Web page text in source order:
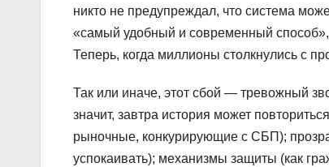
никто не предупреждал, что система
«самый удобный и современный
Теперь, когда миллионы столкнулись с
Так или иначе, этот сбой — тревожный
значит, завтра история может
рыночные, конкурирующие с СБП);
успокаивать); механизмы защиты (как